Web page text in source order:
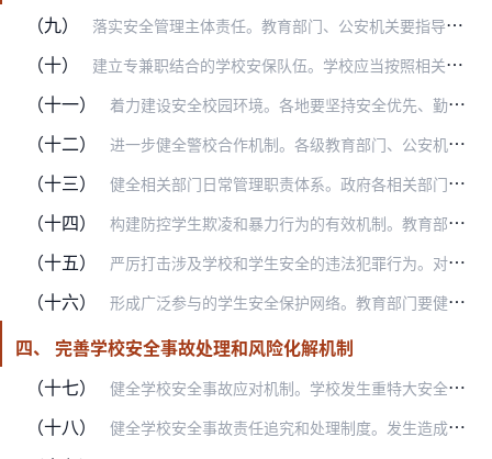
（九）
落实安全管理主体责任。教育部门、公安机关要指导、监督学校依法健全各项安全管理制度和安全应急机制。学校要明确安全是办学的底线，切实承担起校内安全管理的主体责任，对…
（十） 建立专兼职结合的学校安保队伍。学校应当按照相关规定，根据实际和需要，配备必要的安全保卫力量。除学生人数较少的学校外，每所学校应当至少有1名专职安全保卫人员或者受…
（十一） 着力建设安全校园环境。各地要坚持安全优先、勤俭节约的原则开展校园建设。学校建设规划、选址要严格执行国家相关标准规范，对地质灾害、自然灾害、环境污染等因素进行全面…
（十二） 进一步健全警校合作机制。各级教育部门、公安机关和学校要在信息沟通、应急处置等方面加强协作，健全联动机制。公安机关要进一步完善与维护校园安全相适应的组织机构设置形…
（十三） 健全相关部门日常管理职责体系。政府各相关部门要切实承担起学校安全日常管理的职责。卫生计生部门要加强对学校卫生防疫和卫生保健工作的监督指导，对于学校出现的疫情或者…
（十四） 构建防控学生欺凌和暴力行为的有效机制。教育部门要会同有关部门研究制定学生欺凌和暴力行为早期发现、预防以及应对的指导手册，建立专项报告和统计分析机制。学校要切实履…
（十五） 严厉打击涉及学校和学生安全的违法犯罪行为。对非法侵入学校扰乱教育教学秩序、侵害师生生命财产安全等违法犯罪行为，公安机关要依法坚决处置、严厉打击，实行专案专人制度…
（十六） 形成广泛参与的学生安全保护网络。教育部门要健全对校园内发生的侵害学生人身权利行为的监督机制和举报渠道，建立规范的调查处理程序。有关部门要与学校、未成年人保护组织…
四、 完善学校安全事故处理和风险化解机制
（十七）
健全学校安全事故应对机制。学校发生重特大安全事故，地方政府要在第一时间启动相应的应急处理预案，统一领导，及时动员和组织救援和事故调查、开展责任认定及善后处理，并…
（十八） 健全学校安全事故责任追究和处理制度。发生造成师生伤亡的安全事故，有关部门要依法认定事故责任，学校及相关方面有责任的，要严肃追究有关负责人的责任；学校无责任的，要…